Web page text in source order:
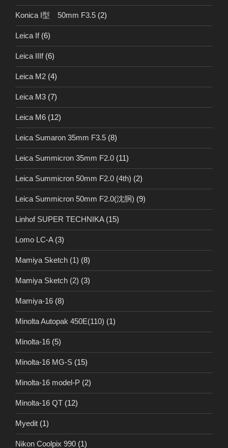
Konica I型 50mm F3.5 (2)
Leica If(6)
Leica IIIf(6)
Leica M2 (4)
Leica M3 (7)
Leica M6 (12)
Leica Sumaron 35mm F3.5 (8)
Leica Summicron 35mm F2.0 (11)
Leica Summicron 50mm F2.0 (4th) (2)
Leica Summicron 50mm F2.0(沈胴) (9)
Linhof SUPER TECHNIKA(15)
Lomo LC-A(3)
Mamiya Sketch (1) (8)
Mamiya Sketch (2) (3)
Mamiya-16 (8)
Minolta Autopak 450E(110) (1)
Minolta-16 (5)
Minolta-16 MG-S (15)
Minolta-16 model-P (2)
Minolta-16 QT (12)
Myedit (1)
Nikon Coolpix 990 (1)